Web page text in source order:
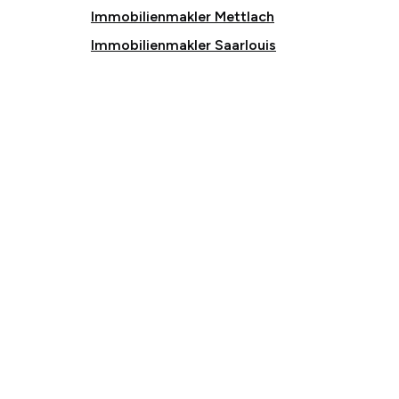
Immobilienmakler Mettlach
Immobilienmakler Saarlouis